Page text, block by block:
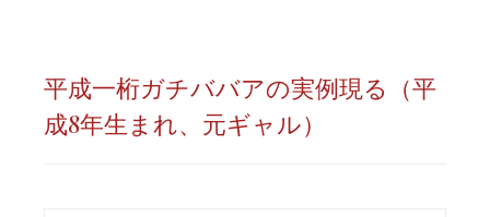
平成一桁ガチババアの実例現る（平
成8年生まれ、元ギャル）